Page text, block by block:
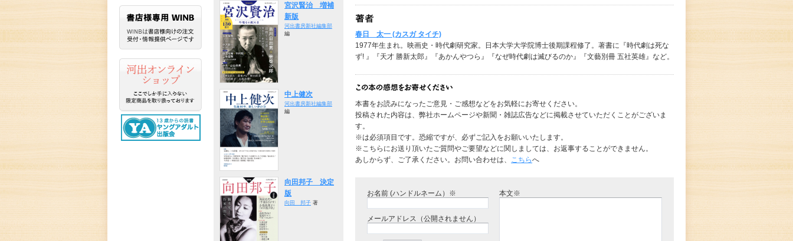
春日 太一 (カスガ タイチ)
1977年生まれ。映画史・時代劇研究家。日本大学大学院博士後期課程修了。著書に『時代劇は死な
ず! 』『天才 勝新太郎』『あかんやつら』『なぜ時代劇は滅びるのか』『文藝別冊 五社英雄』など。
本書をお読みになったご意見・ご感想などをお気軽にお寄せください。
投稿された内容は、弊社ホームページや新聞・雑誌広告などに掲載させていただくことがございま
す。
※は必須項目です。恐縮ですが、必ずご記入をお願いいたします。
※こちらにお送り頂いたご質問やご要望などに関しましては、お返事することができません。
あしからず、ご了承ください。お問い合わせは、 こちらへ
お名前 (ハンドルネーム）※
メールアドレス（公開されません）
本文※
宮沢賢治 増補
新版
河出書房新社編集部
編
中上健次
河出書房新社編集部
編
向田邦子 決定
版
向田 邦子 著